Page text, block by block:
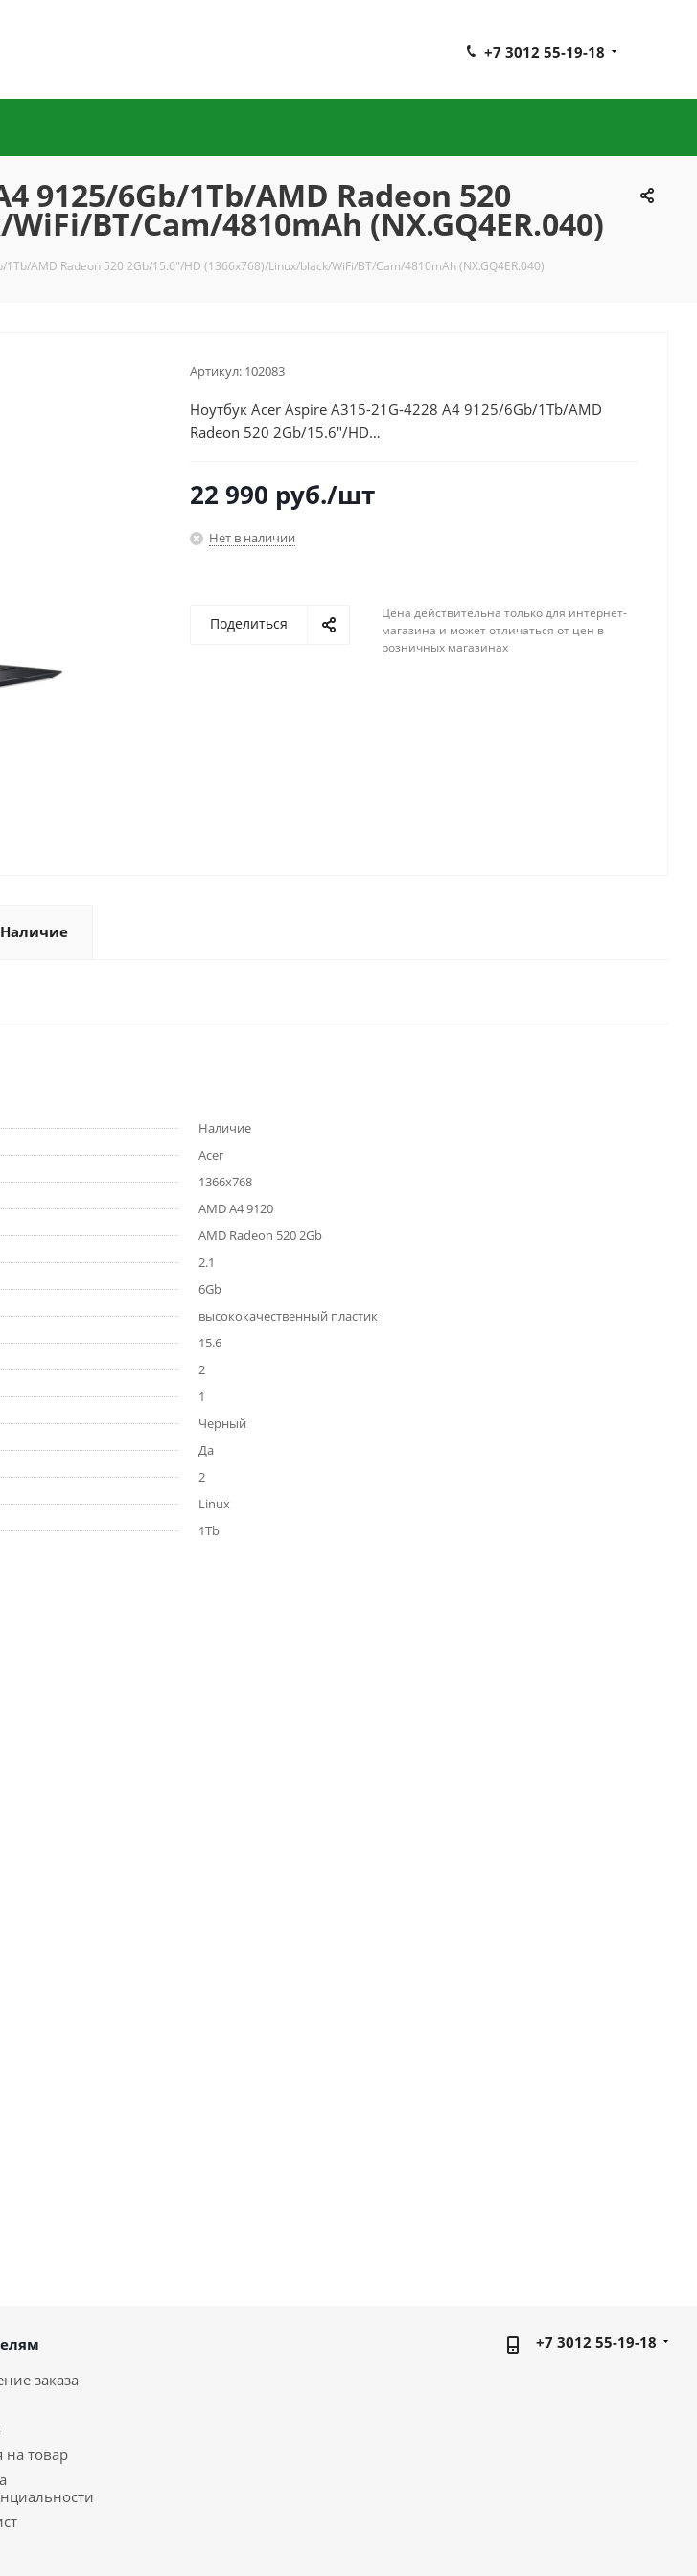
+7 3012 55-19-18
9125/6Gb/1Tb/AMD Radeon 520
BT/Cam/4810mAh (NX.GQ4ER.040)
AMD Radeon 520 2Gb/15.6"/HD (1366x768)/Linux/black/WiFi/BT/Cam/4810mAh (NX.GQ4ER.040)
Артикул: 102083
Ноутбук Acer Aspire A315-21G-4228 A4 9125/6Gb/1Tb/AMD
Radeon 520 2Gb/15.6"/HD
22 990 руб./шт
Нет в наличии
Поделиться
Цена действительна только для интернет-
магазина и может отличаться от цен в
розничных магазинах
Наличие
Наличие
Acer
1366x768
AMD A4 9120
AMD Radeon 520 2Gb
2.1
6Gb
высококачественный пластик
15.6
2
1
Черный
Да
2
Linux
1Tb
заказа
на товар
+7 3012 55-19-18